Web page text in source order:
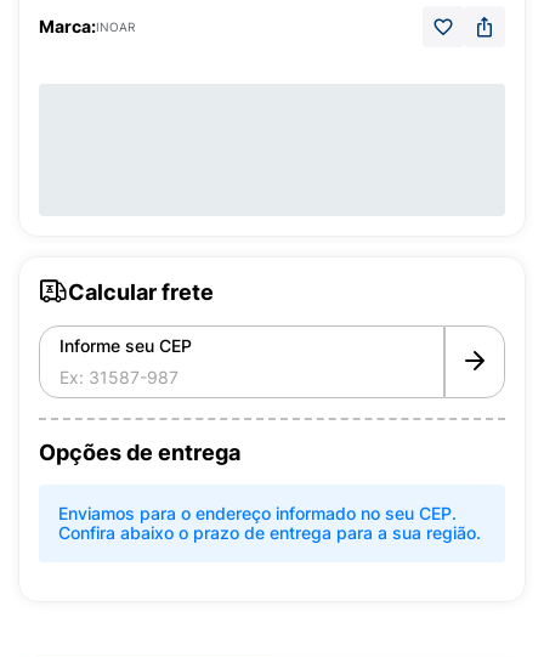
Marca:INOAR
Calcular frete
Informe seu CEP
Opções de entrega
Enviamos para o endereço informado no seu CEP.
Confira abaixo o prazo de entrega para a sua região.